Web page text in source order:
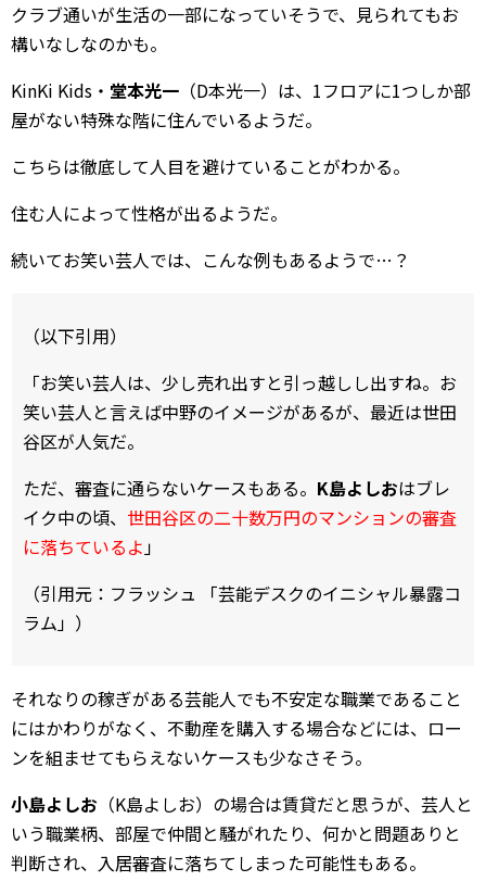
クラブ通いが生活の一部になっていそうで、見られてもお
構いなしなのかも。
KinKi Kids・ 堂本光一 （D本光一）は、1フロアに1つしか部
屋がない特殊な階に住んでいるようだ。
こちらは徹底して人目を避けていることがわかる。
住む人によって性格が出るようだ。
続いてお笑い芸人では、こんな例もあるようで…？
（以下引用）
「お笑い芸人は、少し売れ出すと引っ越しし出すね。お
笑い芸人と言えば中野のイメージがあるが、最近は世田
谷区が人気だ。
ただ、審査に通らないケースもある。 K島よしおはブレ
イク中の頃、 世田谷区の二十数万円のマンションの審査
に落ちているよ」
（引用元：フラッシュ 「芸能デスクのイニシャル暴露コ
ラム」）
それなりの稼ぎがある芸能人でも不安定な職業であること
にはかわりがなく、不動産を購入する場合などには、ロー
ンを組ませてもらえないケースも少なさそう。
小島よしお （K島よしお）の場合は賃貸だと思うが、芸人と
いう職業柄、部屋で仲間と騒がれたり、何かと問題ありと
判断され、入居審査に落ちてしまった可能性もある。